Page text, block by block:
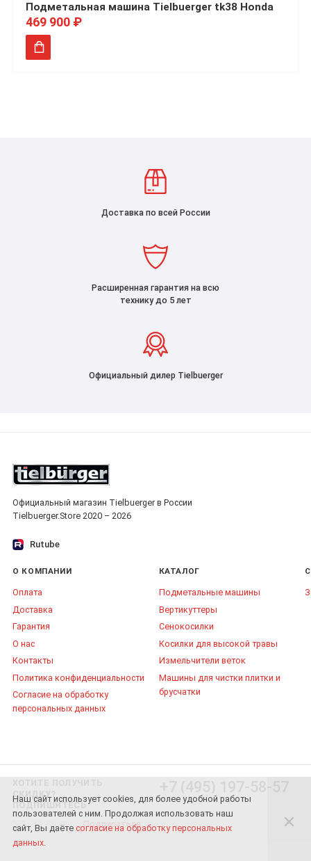
Подметальная машина Tielbuerger tk38 Honda
469 900 ₽
Доставка по всей России
Расширенная гарантия на всю
технику до 5 лет
Официальный дилер Tielbuerger
Наш сайт использует cookies, для более удобной работы
пользователей с ним. Продолжая использовать наш
сайт, Вы даёте согласие на обработку персональных
данных.
Официальный магазин Tielbuerger в России
Tielbuerger.Store 2020 – 2026
Rutube
О КОМПАНИИ
Оплата
Доставка
Гарантия
О нас
Контакты
Политика конфиденциальности
Согласие на обработку
персональных данных
КАТАЛОГ
Подметальные машины
Вертикуттеры
Сенокосилки
Косилки для высокой травы
Измельчители веток
Машины для чистки плитки и
брусчатки
СКИДКУ?
ПОДПИШИТЕСЬ
Подписаться